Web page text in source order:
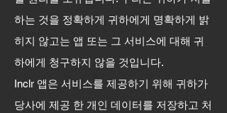
하는 것을 정확하게 귀하에게 명확하게 밝
히지 않고는 앱 또는 그 서비스에 대해 귀
하에게 청구하지 않을 것입니다.
Inclr 앱은 서비스를 제공하기 위해 귀하가
당사에 제공 한 개인 데이터를 저장하고 처